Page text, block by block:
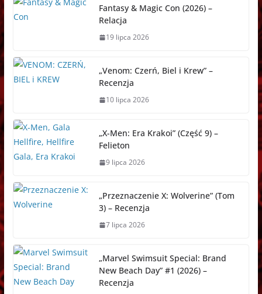
Fantasy & Magic Con (2026) –
Relacja
19 lipca 2026
„Venom: Czerń, Biel i Krew” –
Recenzja
10 lipca 2026
„X-Men: Era Krakoi” (Część 9) –
Felieton
9 lipca 2026
„Przeznaczenie X: Wolverine” (Tom
3) – Recenzja
7 lipca 2026
„Marvel Swimsuit Special: Brand
New Beach Day” #1 (2026) –
Recenzja